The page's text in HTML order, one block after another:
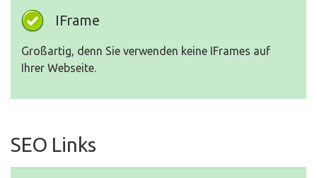
IFrame
Großartig, denn Sie verwenden keine IFrames auf
Ihrer Webseite.
SEO Links